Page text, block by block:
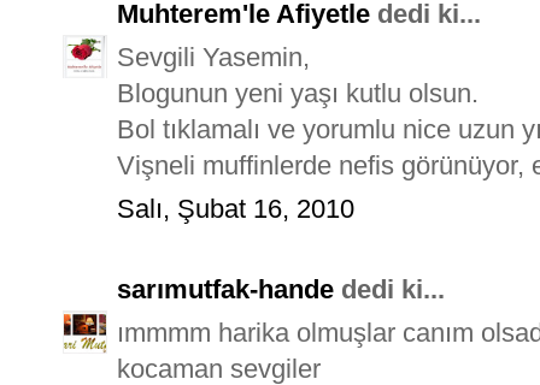
Muhterem'le Afiyetle dedi ki...
Sevgili Yasemin,
Blogunun yeni yaşı kutlu olsun.
Bol tıklamalı ve yorumlu nice uzun
Vişneli muffinlerde nefis görünüyor,
Salı, Şubat 16, 2010
sarımutfak-hande dedi ki...
ımmmm harika olmuşlar canım
kocaman sevgiler